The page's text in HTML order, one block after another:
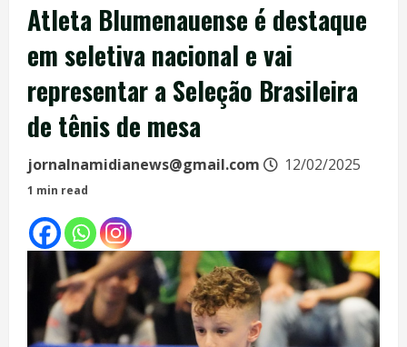
Atleta Blumenauense é destaque
em seletiva nacional e vai
representar a Seleção Brasileira
de tênis de mesa
jornalnamidianews@gmail.com 12/02/2025
1 min read